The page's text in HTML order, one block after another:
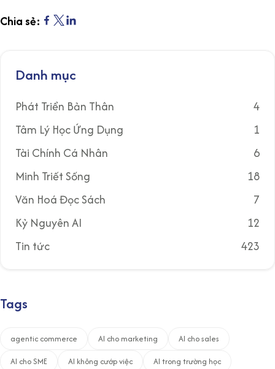
Chia sẻ:
Danh mục
Phát Triển Bản Thân
4
Tâm Lý Học Ứng Dụng
1
Tài Chính Cá Nhân
6
Minh Triết Sống
18
Văn Hoá Đọc Sách
7
Kỷ Nguyên AI
12
Tin tức
423
Tags
agentic commerce AI cho marketing
AI cho sales
AI cho SME
AI không cướp việc
AI trong trường học